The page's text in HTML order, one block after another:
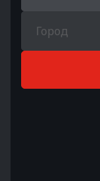
Город